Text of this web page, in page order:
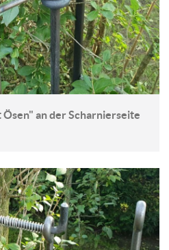
an der Scharnierseite